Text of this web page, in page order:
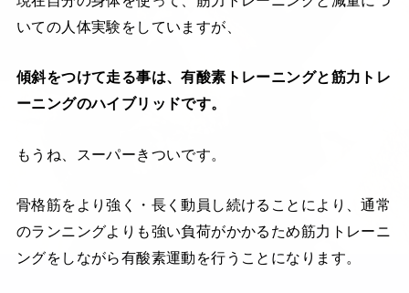
いての人体実験をしていますが、
傾斜をつけて走る事は、有酸素トレーニングと筋力トレ
ーニングのハイブリッドです。
もうね、スーパーきついです。
骨格筋をより強く・長く動員し続けることにより、通常
のランニングよりも強い負荷がかかるため筋力トレーニ
ングをしながら有酸素運動を行うことになります。